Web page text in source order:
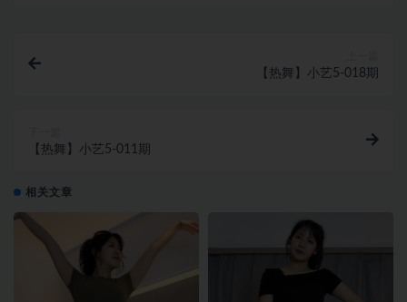
【热舞】小艺5-018期
【热舞】小艺5-011期
相关文章